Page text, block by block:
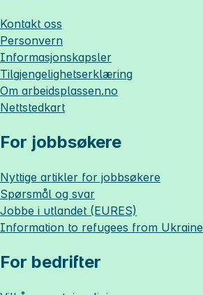
Kontakt oss
Personvern
Informasjonskapsler
Tilgjengelighetserklæring
Om arbeidsplassen.no
Nettstedkart
For jobbsøkere
Nyttige artikler for jobbsøkere
Spørsmål og svar
Jobbe i utlandet (EURES)
Information to refugees from Ukraine
For bedrifter